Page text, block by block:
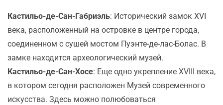
Кастильо-де-Сан-Габриэль: Исторический замок XVI
века, расположенный на островке в центре города,
соединенном с сушей мостом Пуэнте-де-лас-Болас. В
замке находится археологический музей.
Кастильо-де-Сан-Хосе: Еще одно укрепление XVIII века,
в котором сегодня расположен Музей современного
искусства. Здесь можно полюбоваться